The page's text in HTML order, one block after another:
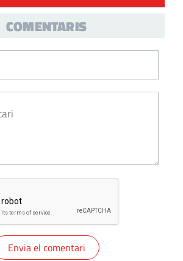
COMENTARIS